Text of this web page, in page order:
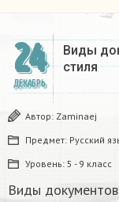
24
ДЕКАБРЬ
Виды
стиля
Автор: Zaminaej
Предмет: Русский
Уровень: 5 - 9 класс
Виды